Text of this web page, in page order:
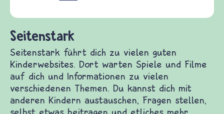
und Frieden, Streit und Gewalt.